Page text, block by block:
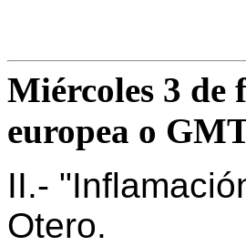
Miércoles 3 de
europea o
II.-
Otero.